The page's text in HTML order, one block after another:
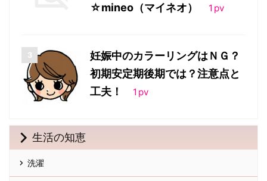
☆mineo（マイネオ）
1 pv
妊娠中のカラーリングはＮＧ？
初期安定期後期では？注意点と
工夫！
1 pv
生活の知恵
洗濯